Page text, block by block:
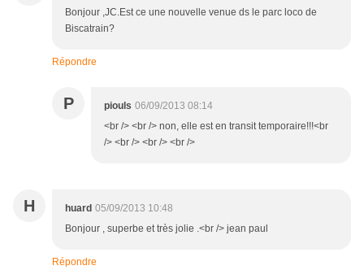
Bonjour ,JC.Est ce une nouvelle venue ds le parc loco de
Biscatrain?
Répondre
P piouls 06/09/2013 08:14
<br /> <br /> non, elle est en transit temporaire!!!<br
/> <br /> <br /> <br />
H huard 05/09/2013 10:48
Bonjour , superbe et très jolie .<br /> jean paul
Répondre